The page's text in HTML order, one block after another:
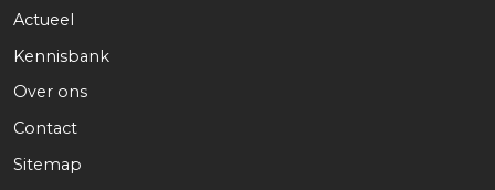
Actueel
Kennisbank
Over ons
Contact
Sitemap